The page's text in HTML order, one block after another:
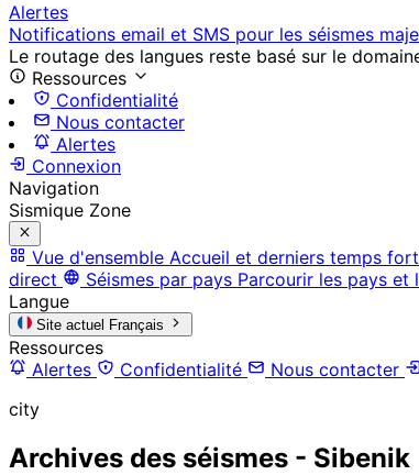
Alertes
Notifications email et SMS pour les séismes
Le routage des langues reste basé sur le
Ressources
Confidentialité
Nous contacter
Alertes
Connexion
Navigation
Sismique Zone
Vue d'ensemble Accueil et derniers temps
direct
Séismes par pays Parcourir les pays et
Langue
Site actuel Français
Ressources
Alertes
Confidentialité Nous contacter
city
Archives des séismes - Sibenik